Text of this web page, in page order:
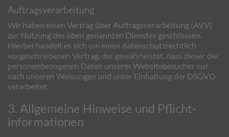
Auftragsverarbeitung
Wir haben einen Vertrag über Auftragsverarbeitung (AVV)
zur Nutzung des oben genannten Dienstes geschlossen.
Hierbei handelt es sich um einen datenschutzrechtlich
vorgeschriebenen Vertrag, der gewährleistet, dass dieser die
personenbezogenen Daten unserer Websitebesucher nur
nach unseren Weisungen und unter Einhaltung der DSGVO
verarbeitet.
3. Allgemeine Hinweise und Pflicht­
informationen